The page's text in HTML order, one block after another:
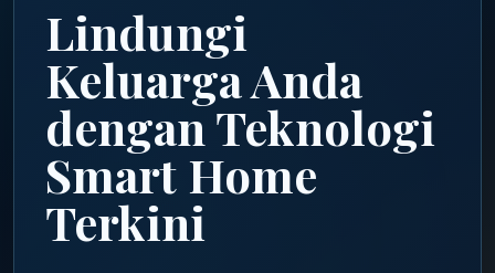
Lindungi
Keluarga Anda
dengan Teknologi
Smart Home
Terkini